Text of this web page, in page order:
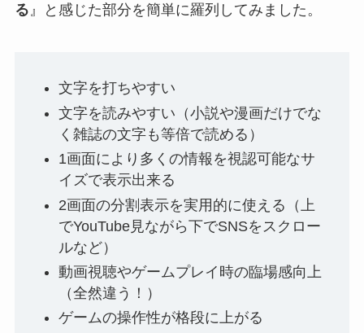
る 』と感じた部分を簡単に羅列してみました。
文字を打ちやすい
文字を読みやすい（小説や漫画だけでな
く雑誌の文字も等倍で読める）
1画面により多くの情報を視認可能なサ
イズで表示出来る
2画面の分割表示を実用的に使える（上
でYouTube見ながら下でSNSをスクロー
ルなど）
動画視聴やゲームプレイ時の臨場感向上
（全然違う！）
ゲームの操作性が格段に上がる